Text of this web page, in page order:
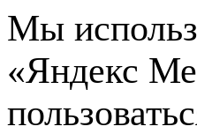
Мы
«Яндекс